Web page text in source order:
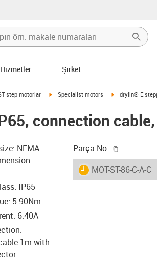
Hizmetler Şirket
icon-arrow-right
step motorlar igus-icon-arrow-right
Specialist motors igus-icon-
drylin® E
connection
NEMA
IP65
5.90Nm
6.40A
1m with
Parça No.
igus-icon-lieferzeit
MOT-ST-86-C-A-C